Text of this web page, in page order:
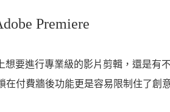
Premiere
想要進行專業級的影片剪輯，還是有
在付費牆後功能更是容易限制住了創